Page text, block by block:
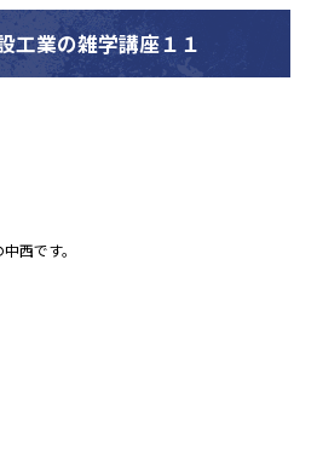
工業の雑学講座１１
西です。